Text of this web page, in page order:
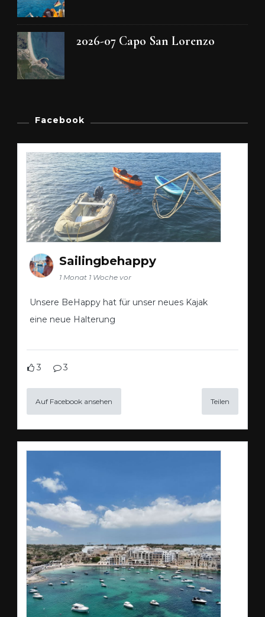
2026-07 Capo San Lorenzo
Facebook
Sailingbehappy
1 Monat 1 Woche vor
Unsere BeHappy hat für unser neues Kajak
eine neue Halterung
3 3
Auf Facebook ansehen Teilen